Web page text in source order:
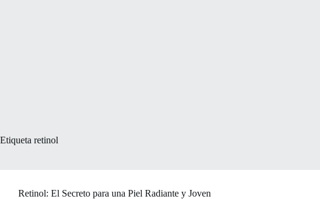
Etiqueta retinol
Retinol: El Secreto para una Piel Radiante y Joven